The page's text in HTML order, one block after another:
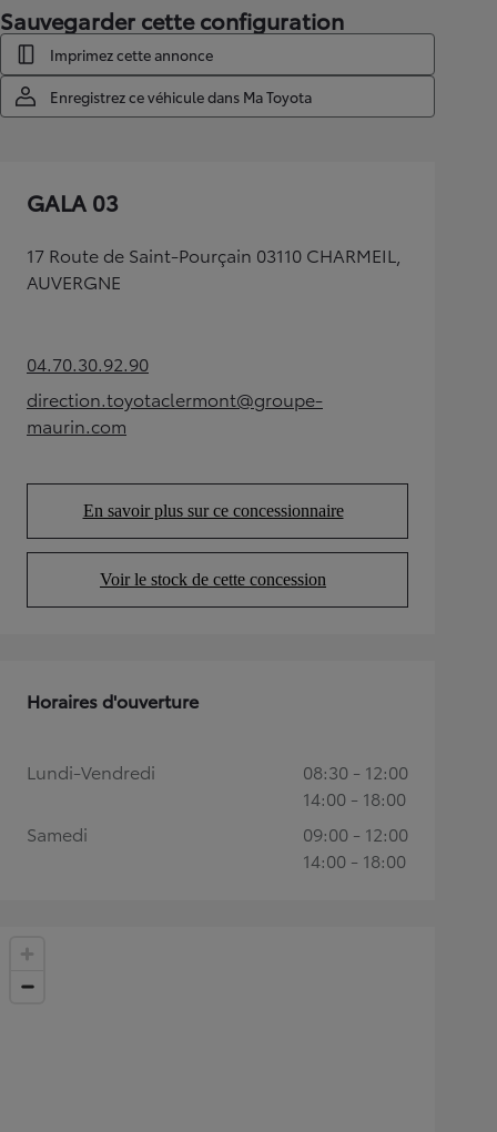
Sauvegarder cette configuration
Imprimez cette annonce
Enregistrez ce véhicule dans Ma Toyota
GALA 03
17 Route de Saint-Pourçain 03110 CHARMEIL,
AUVERGNE
04.70.30.92.90(Opens in new tab)
direction.toyotaclermont@groupe-
maurin.com
En savoir plus sur ce concessionnaire
(Opens in new tab)
Voir le stock de cette concession
(Opens in new tab)
Horaires d'ouverture
Lundi-Vendredi
08:30 - 12:00
14:00 - 18:00
Samedi
09:00 - 12:00
14:00 - 18:00